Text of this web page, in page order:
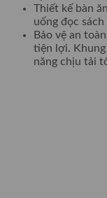
Thiết kế bàn
uống đọc
Bảo vệ an
tiện lợi. Khung
năng chịu tải